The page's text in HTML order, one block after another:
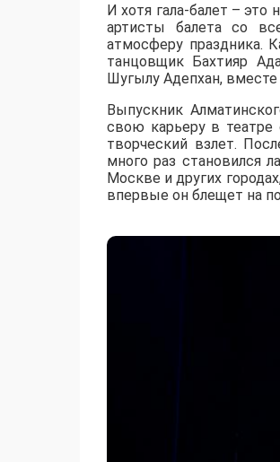
И хотя гала-балет – это
артисты балета со
атмосферу праздника.
танцовщик Бахтияр
Шугылу Адепхан, вместе
Выпускник
свою карьеру в театре
творческий взлет.
много раз становился
Москве и других
впервые он блещет на